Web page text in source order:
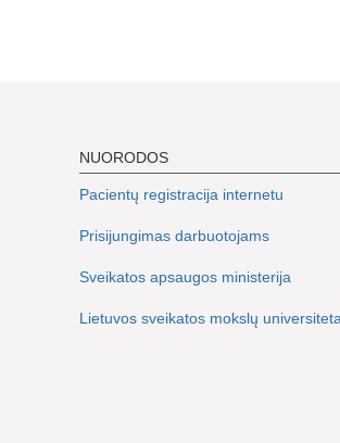
NUORODOS
Pacientų registracija internetu
Prisijungimas darbuotojams
Sveikatos apsaugos ministerija
Lietuvos sveikatos mokslų